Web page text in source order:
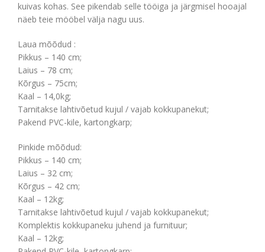
kuivas kohas. See pikendab selle tööiga ja järgmisel hooajal
näeb teie mööbel välja nagu uus.
Laua mõõdud :
Pikkus – 140 cm;
Laius – 78 cm;
Kõrgus – 75cm;
Kaal – 14,0kg;
Tarnitakse lahtivõetud kujul / vajab kokkupanekut;
Pakend PVC-kile, kartongkarp;
Pinkide mõõdud:
Pikkus – 140 cm;
Laius – 32 cm;
Kõrgus – 42 cm;
Kaal – 12kg;
Tarnitakse lahtivõetud kujul / vajab kokkupanekut;
Komplektis kokkupaneku juhend ja furnituur;
Kaal – 12kg;